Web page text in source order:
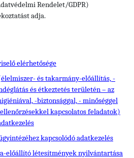
Rendelet/GDPR)
adja.
elérhetősége
és takarmány-előállítás, -
és étkeztetés területén – az
-biztonsággal, - minőséggel
kapcsolatos feladatok)
kapcsolódó adatkezelés
előállító létesítmények nyilvántartása